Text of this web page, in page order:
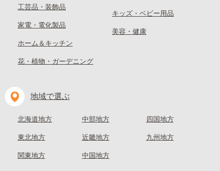
工芸品・装飾品
家電・電化製品
ホーム＆キッチン
花・植物・ガーデニング
キッズ・ベビー用品
美容・健康
地域で選ぶ
北海道地方
東北地方
関東地方
中部地方
近畿地方
中国地方
四国地方
九州地方